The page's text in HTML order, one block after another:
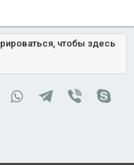
Казэль!? А на тёщиной
чтобы здесь
TwitterWhatsAppTelegram
Viber